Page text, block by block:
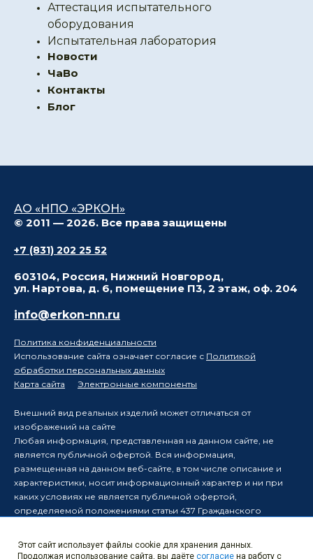
Аттестация испытательного
оборудования
Испытательная лаборатория
Новости
ЧаВо
Контакты
Блог
АО «НПО «ЭРКОН»
© 2011 — 2026. Все права защищены
+7 (831) 202 25 52
603104, Россия, Нижний Новгород,
ул. Нартова, д. 6, помещение П3, 2 этаж, оф. 204
info@erkon-nn.ru
Политика конфиденциальности
Использование сайта означает согласие с Политикой
обработки персональных данных
Карта сайта
Электронные компоненты
Внешний вид реальных изделий может отличаться от
изображений на сайте
Любая информация, представленная на данном сайте, не
является публичной офертой. Вся информация,
размещенная на данном веб-сайте, в том числе описание и
характеристики, носит информационный характер и ни при
каких условиях не является публичной офертой,
определяемой положениями статьи 437 Гражданского
Производитель оставляет за собой право в одностороннем
порядке вносить изменения в информацию, размещенную на
Этот сайт использует файлы cookie для хранения данных.
Продолжая использование сайта, вы даёте согласие на работу с